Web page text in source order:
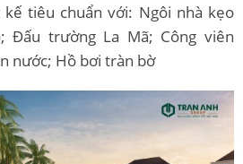
tiêu chuẩn với: Ngôi nhà kẹo
Đấu trường La Mã; Công viên
nước; Hồ bơi tràn bờ